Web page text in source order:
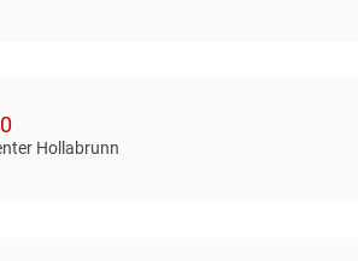
Hollabrunn